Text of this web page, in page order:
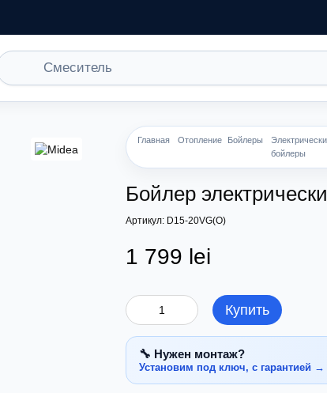
Главная Отопление Бойлеры
бойлеры
Бойлер
Артикул: D15-20VG(O)
1 799 lei
Купить
🔧 Нужен монтаж?
Установим под ключ, с гарантией →